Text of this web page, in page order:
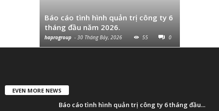
Báo cáo tình hình quản trị công ty 6
tháng đầu năm 2026.
haprogroup - 30 Tháng Bảy, 2026 55 0
EVEN MORE NEWS
Báo cáo tình hình quản trị công ty 6 tháng đầu...